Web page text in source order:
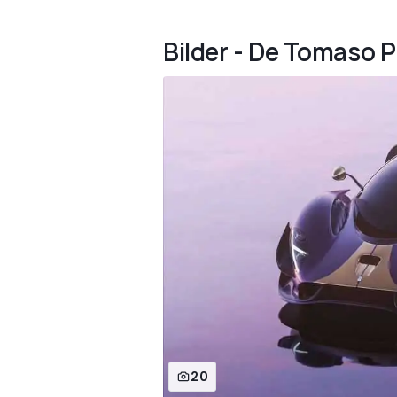
Bilder - De Tomaso
20